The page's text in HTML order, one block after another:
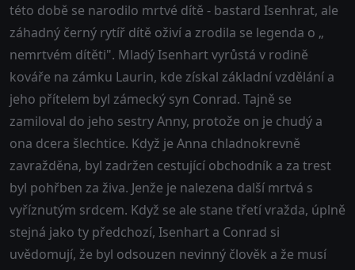
této době se narodilo mrtvé dítě - bastard Isenhrat, ale
záhadný černý rytíř dítě oživí a zrodila se legenda o „
nemrtvém dítěti". Mladý Isenhart vyrůstá v rodině
kováře na zámku Laurin, kde získal základní vzdělání a
jeho přítelem byl zámecký syn Conrad. Tajně se
zamiloval do jeho sestry Anny, protože on je chudý a
ona dcera šlechtice. Když je Anna chladnokrevně
zavražděna, byl zadržen cestující obchodník a za trest
byl pohřben za živa. Jenže je nalezena další mrtvá s
vyříznutým srdcem. Když se ale stane třetí vražda, úplně
stejná jako ty předchozí, Isenhart a Conrad si
uvědomují, že byl odsouzen nevinný člověk a že musí